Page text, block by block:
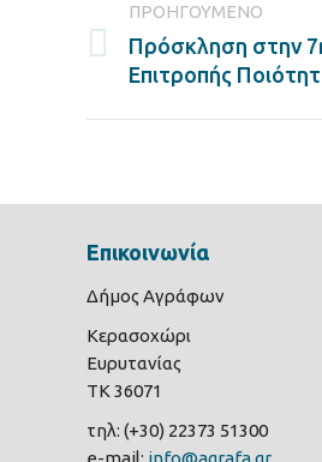
navigation
ΠΡΟΗΓΟΎΜΕΝΟ
Previous
post:
Πρόσκληση στην
Επιτροπής
Επικοινωνία
Δήμος Αγράφων
Κερασοχώρι
Ευρυτανίας
ΤΚ 36071
τηλ: (+30) 22373 51300
e-mail: info@agrafa.gr